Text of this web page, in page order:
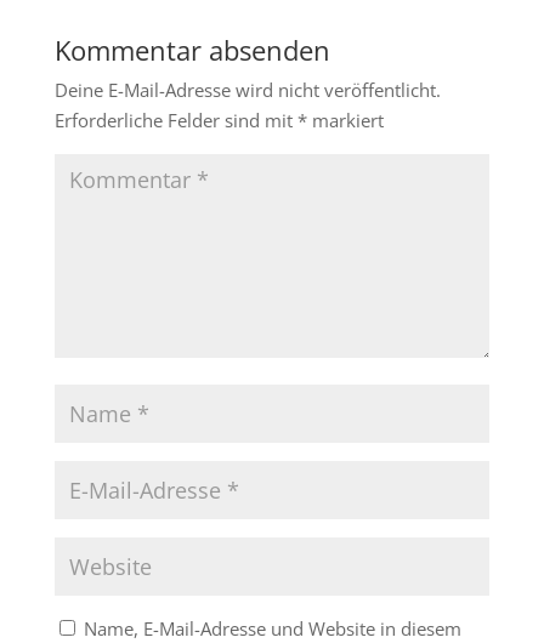
Kommentar absenden
Deine E-Mail-Adresse wird nicht veröffentlicht.
Erforderliche Felder sind mit *markiert
Name, E-Mail-Adresse und Website in diesem